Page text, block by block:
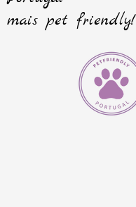
mais pet friendly!